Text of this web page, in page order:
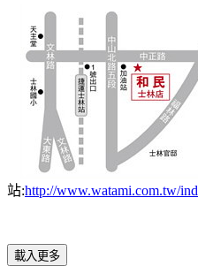
站:http://www.watami.com.tw/
載入更多